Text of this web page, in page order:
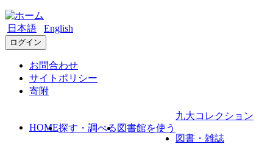
日本語 English
ログイン
お問合わせ
サイトポリシー
寄附
HOME探す・調べる 図書館を使う
九大コレクション
図書・雑誌